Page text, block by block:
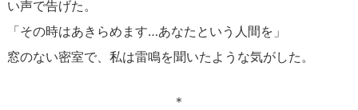
い声で告げた。
「その時はあきらめます…あなたという人間を」
窓のない密室で、私は雷鳴を聞いたような気がした。
＊